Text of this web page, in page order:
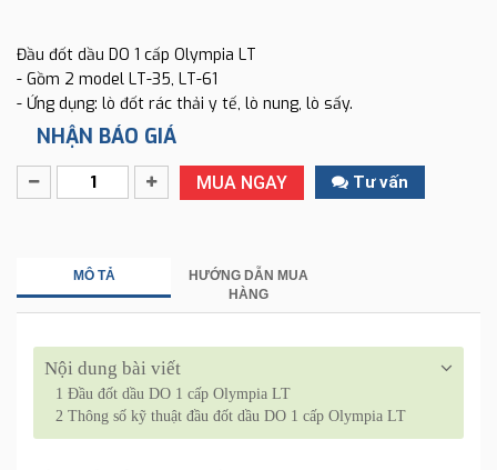
Đầu đốt dầu DO 1 cấp Olympia LT
- Gồm 2 model LT-35, LT-61
- Ứng dụng: lò đốt rác thải y tế, lò nung, lò sấy.
NHẬN BÁO GIÁ
MUA NGAY Tư vấn
MÔ TẢ
HƯỚNG DẪN MUA
HÀNG
Nội dung bài viết
1 Đầu đốt dầu DO 1 cấp Olympia LT
2 Thông số kỹ thuật đầu đốt dầu DO 1 cấp Olympia LT